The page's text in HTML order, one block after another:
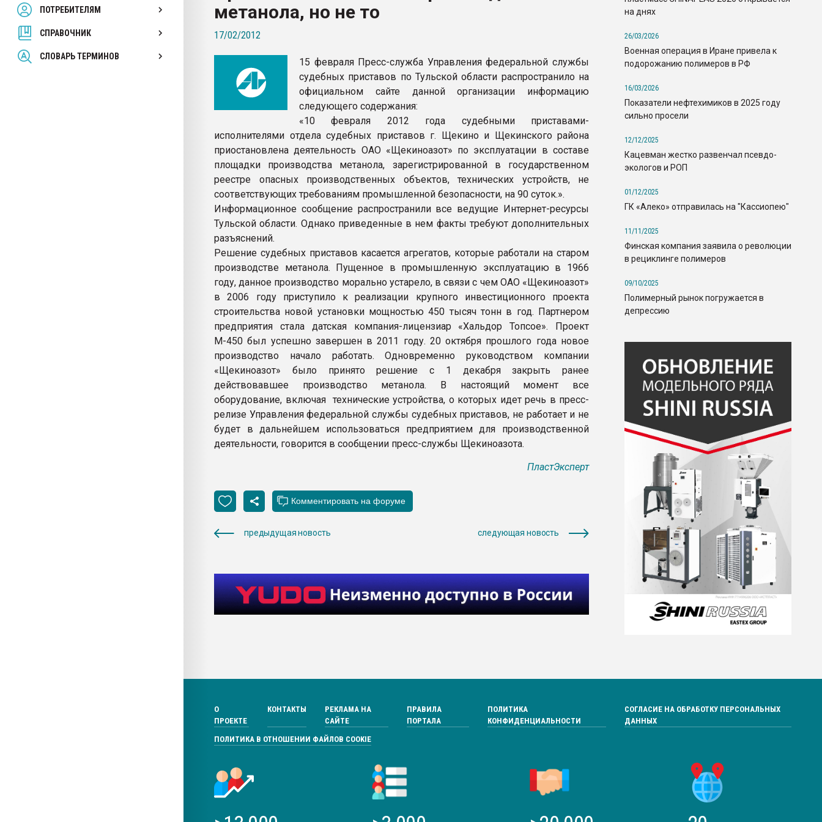
ПОТРЕБИТЕЛЯМ
СПРАВОЧНИК
СЛОВАРЬ ТЕРМИНОВ
Armaloy PC/ABS-1IM черный цвет
метанола, но не то
17/02/2012
15 февраля Пресс-служба Управления федеральной службы
судебных приставов по Тульской области распространило на
официальном сайте данной организации информацию
следующего содержания:
«10 февраля 2012 года судебными приставами-
исполнителями отдела судебных приставов г. Щекино и Щекинского района
приостановлена деятельность ОАО «Щекиноазот» по эксплуатации в составе
площадки производства метанола, зарегистрированной в государственном
реестре опасных производственных объектов, технических устройств, не
соответствующих требованиям промышленной безопасности, на 90 суток.».
Информационное сообщение распространили все ведущие Интернет-ресурсы
Тульской области. Однако приведенные в нем факты требуют дополнительных
разъяснений.
Решение судебных приставов касается агрегатов, которые работали на старом
производстве метанола. Пущенное в промышленную эксплуатацию в 1966
году, данное производство морально устарело, в связи с чем ОАО «Щекиноазот»
в 2006 году приступило к реализации крупного инвестиционного проекта
строительства новой установки мощностью 450 тысяч тонн в год. Партнером
предприятия стала датская компания-лицензиар «Хальдор Топсое». Проект
М-450 был успешно завершен в 2011 году. 20 октября прошлого года новое
производство начало работать. Одновременно руководством компании
«Щекиноазот» было принято решение с 1 декабря закрыть ранее
действовавшее производство метанола. В настоящий момент все
оборудование, включая технические устройства, о которых идет речь в пресс-
релизе Управления федеральной службы судебных приставов, не работает и не
будет в дальнейшем использоваться предприятием для производственной
деятельности, говорится в сообщении пресс-службы Щекиноазота.
ПластЭксперт
предыдущая новость следующая новость
на днях
26/03/2026
Военная операция в Иране привела к
подорожанию полимеров в РФ
16/03/2026
Показатели нефтехимиков в 2025 году
сильно просели
12/12/2025
Кацевман жестко развенчал псевдо-
экологов и РОП
01/12/2025
ГК «Алеко» отправилась на "Кассиопею"
11/11/2025
Финская компания заявила о революции
в рециклинге полимеров
09/10/2025
Полимерный рынок погружается в
депрессию
О
ПРОЕКТЕ
КОНТАКТЫ
РЕКЛАМА НА
САЙТЕ
ПРАВИЛА
ПОРТАЛА
ПОЛИТИКА
КОНФИДЕНЦИАЛЬНОСТИ
СОГЛАСИЕ НА ОБРАБОТКУ ПЕРСОНАЛЬНЫХ
ДАННЫХ
ПОЛИТИКА В ОТНОШЕНИИ ФАЙЛОВ COOKIE